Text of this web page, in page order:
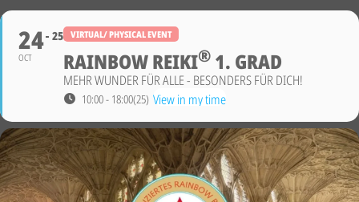
24
OCT
25 VIRTUAL/ PHYSICAL EVENT
RAINBOW REIKI® 1. GRAD
MEHR WUNDER FÜR ALLE - BESONDERS FÜR DICH!
10:00 - 18:00(25) View in my time